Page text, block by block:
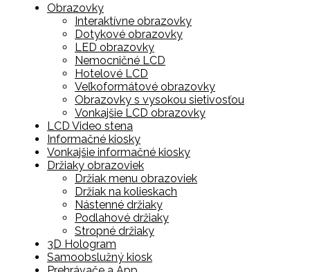
Obrazovky
Interaktívne obrazovky
Dotykové obrazovky
LED obrazovky
Nemocničné LCD
Hotelové LCD
Veľkoformátové obrazovky
Obrazovky s vysokou sietivosťou
Vonkajšie LCD obrazovky
LCD Video stena
Informačné kiosky
Vonkajšie informačné kiosky
Držiaky obrazoviek
Držiak menu obrazoviek
Držiak na kolieskach
Nástenné držiaky
Podlahové držiaky
Stropné držiaky
3D Hologram
Samoobslužný kiosk